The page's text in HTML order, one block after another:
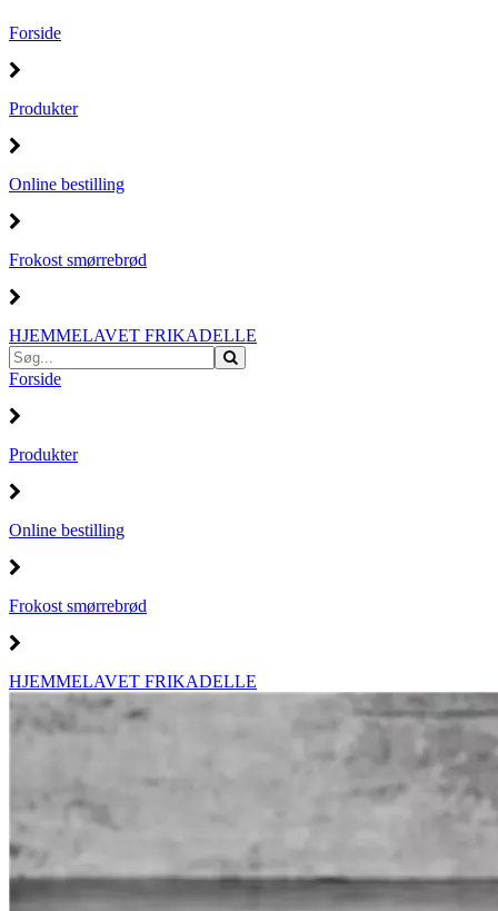
Forside
Produkter
Online bestilling
Frokost smørrebrød
HJEMMELAVET FRIKADELLE
Forside
Produkter
Online bestilling
Frokost smørrebrød
HJEMMELAVET FRIKADELLE